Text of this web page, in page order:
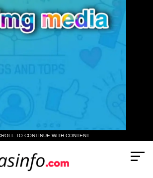
TO CONTINUE WITH CONTENT